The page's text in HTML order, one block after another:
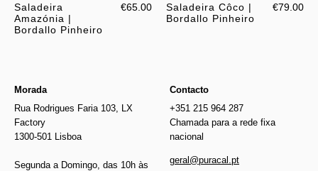
Saladeira
Amazónia |
Bordallo Pinheiro
€65.00
Saladeira Côco |
Bordallo Pinheiro
€79.00
Morada
Rua Rodrigues Faria 103, LX
Factory
1300-501 Lisboa
Segunda a Domingo, das 10h às
Contacto
+351 215 964 287
Chamada para a rede fixa
nacional
geral@puracal.pt